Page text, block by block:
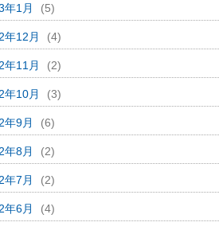
年1月 (5)
年12月 (4)
年11月 (2)
年10月 (3)
年9月 (6)
年8月 (2)
年7月 (2)
年6月 (4)